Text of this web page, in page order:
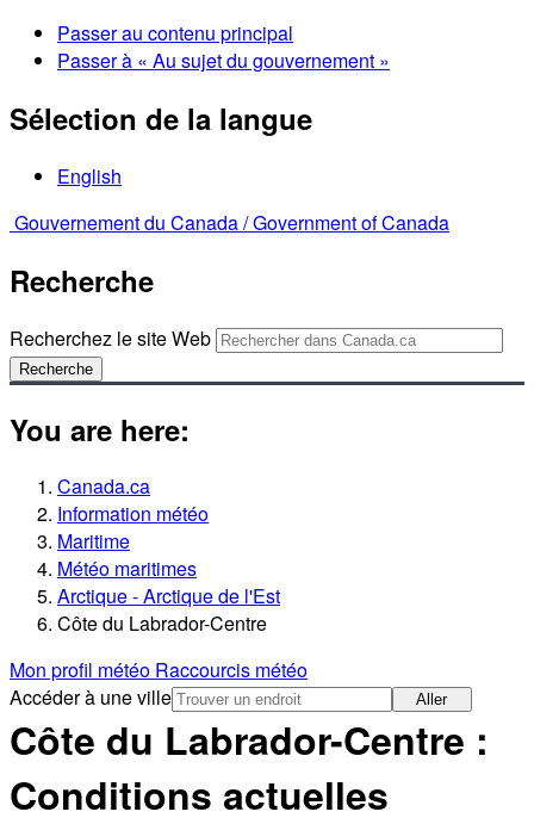
Passer au contenu principal
Passer à « Au sujet du gouvernement »
Sélection de la langue
English
Gouvernement du Canada /Government of Canada
Recherche
Recherchez le site Web
Recherche
You are here:
Canada.ca
Information météo
Maritime
Météo maritimes
Arctique - Arctique de l'Est
Côte du Labrador-Centre
Mon profil météo Raccourcis météo
Accéder à une ville
Aller
Côte du Labrador-Centre :
Conditions actuelles